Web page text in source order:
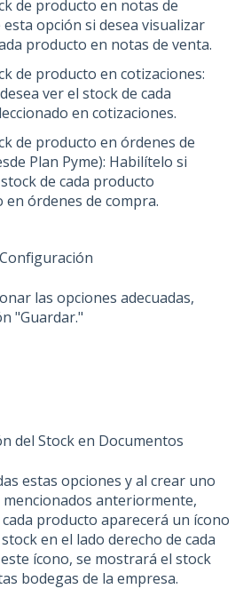
de producto en notas de
esta opción si desea visualizar
producto en notas de venta.
de producto en cotizaciones:
ver el stock de cada
en cotizaciones.
de producto en órdenes de
Plan Pyme): Habilítelo si
de cada producto
en órdenes de compra.
las opciones adecuadas,
"Guardar."
del Stock en Documentos
estas opciones y al crear uno
anteriormente,
producto aparecerá un ícono
en el lado derecho de cada
ícono, se mostrará el stock
bodegas de la empresa.